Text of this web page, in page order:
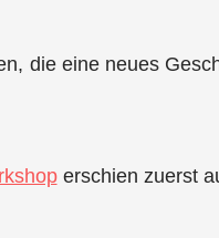
die eine neues
erschien zuerst